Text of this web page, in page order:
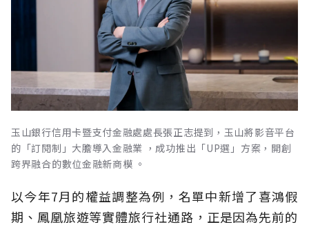
玉山銀行信用卡暨支付金融處處長張正志提到，玉山將影音平台
的「訂閱制」大膽導入金融業 ，成功推出「UP選」方案，開創
跨界融合的數位金融新商模 。
以今年7月的權益調整為例，名單中新增了喜鴻假
期、鳳凰旅遊等實體旅行社通路，正是因為先前的